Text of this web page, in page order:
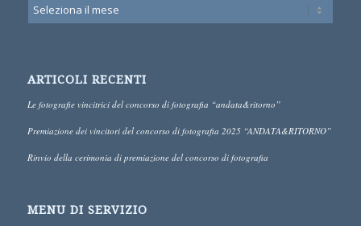
ARTICOLI RECENTI
Le fotografie vincitrici del concorso di fotografia “andata&ritorno”
Premiazione dei vincitori del concorso di fotografia 2025 “ANDATA&RITORNO”
Rinvio della cerimonia di premiazione del concorso di fotografia
MENU DI SERVIZIO